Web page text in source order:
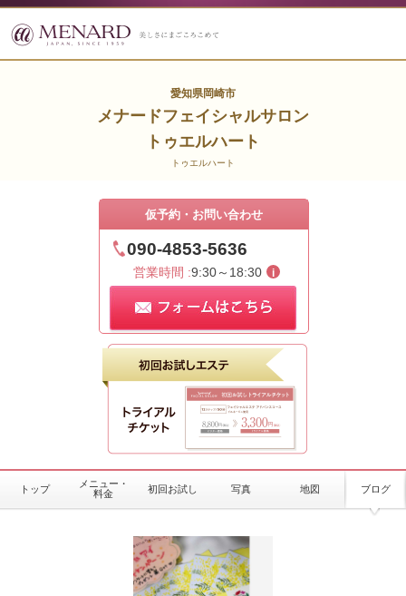
愛知県岡崎市
メナードフェイシャルサロン
トゥエルハート
トゥエルハート
仮予約・お問い合わせ
090-4853-5636
営業時間 :9:30～18:30
トップ
メニュー・
料金
初回お試し 写真 地図 ブログ